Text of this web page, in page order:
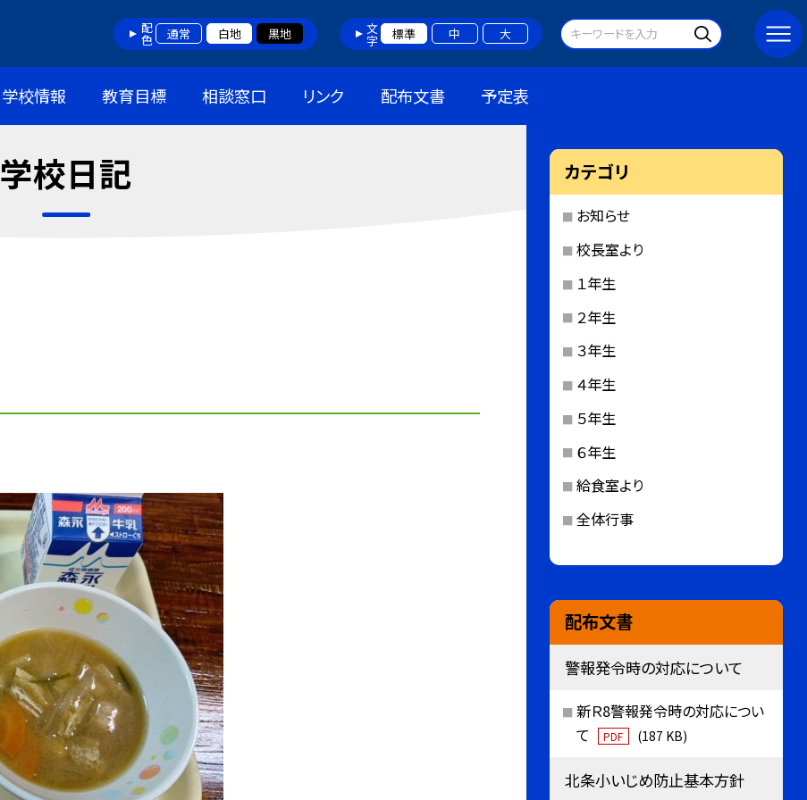
配色 通常 白地 黒地 文字 標準 中 大
学校情報 教育目標 相談窓口 リンク 配布文書 予定表
学校日記 カテゴリ
お知らせ
校長室より
１年生
２年生
３年生
４年生
５年生
６年生
給食室より
全体行事
配布文書
警報発令時の対応について
新Ｒ8警報発令時の対応につい
て
PDF (187 KB)
北条小いじめ防止基本方針